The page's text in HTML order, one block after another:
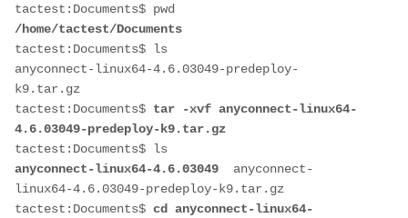
/home/tactest/Documents
tactest:Documents$ ls
anyconnect-linux64-4.6.03049-predeploy-
k9.tar.gz
tactest:Documents$ tar -xvf anyconnect-linux64-
4.6.03049-predeploy-k9.tar.gz
anyconnect-linux64-4.6.03049
  anyconnect-
linux64-4.6.03049-predeploy-k9.tar.gz
tactest:Documents$ cd
anyconnect-linux64-